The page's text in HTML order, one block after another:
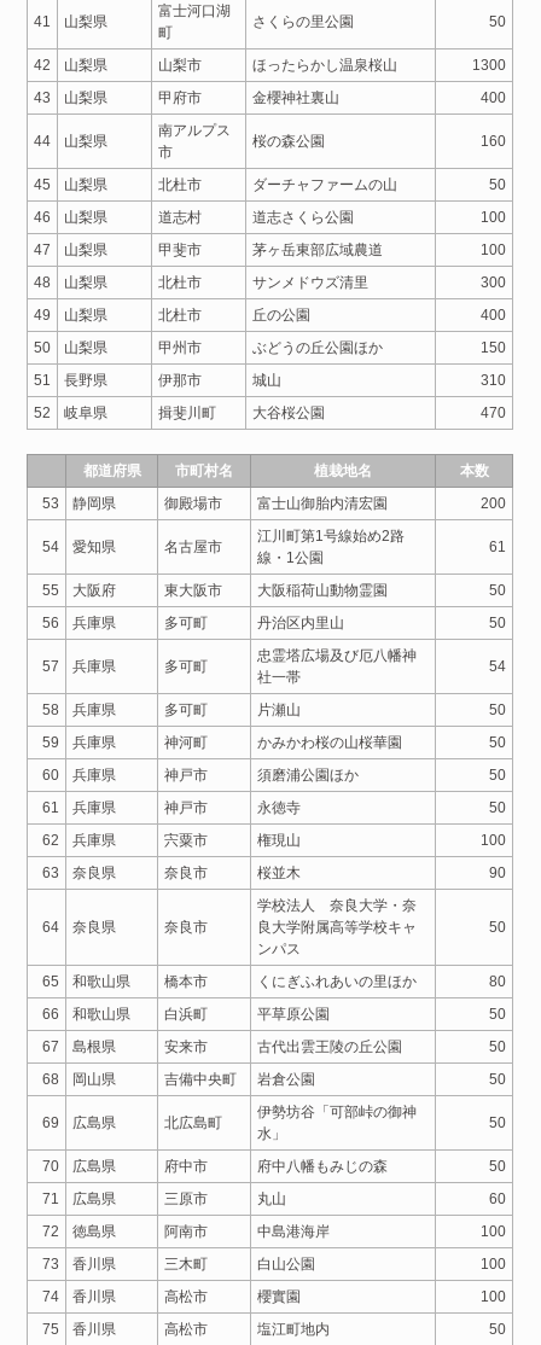
41 山梨県
富士河口湖
町
さくらの里公園 50
42 山梨県 山梨市 ほったらかし温泉桜山
1300
43
山梨県 甲府市 金櫻神社裏山 400
44 山梨県
南アルプス
市
桜の森公園 160
45 山梨県 北杜市 ダーチャファームの山
50
46
山梨県 道志村 道志さくら公園
100
47
山梨県 甲斐市 茅ヶ岳東部広域農道
100
48
山梨県 北杜市 サンメドウズ清里
300
49
山梨県 北杜市 丘の公園
400
50
山梨県 甲州市 ぶどうの丘公園ほか
150
51
長野県 伊那市 城山
310
52
岐阜県 揖斐川町 大谷桜公園 470
都道府県 市町村名 植栽地名
本数
53
静岡県 御殿場市 富士山御胎内清宏園 200
54 愛知県 名古屋市
江川町第1号線始め2路
線・1公園
61
55 大阪府 東大阪市 大阪稲荷山動物霊園
50
56
兵庫県 多可町 丹治区内里山 50
57 兵庫県 多可町
忠霊塔広場及び厄八幡神
社一帯
54
58 兵庫県 多可町 片瀬山
50
59
兵庫県 神河町 かみかわ桜の山桜華園
50
60
兵庫県 神戸市 須磨浦公園ほか
50
61
兵庫県 神戸市 永徳寺
50
62
兵庫県 宍粟市 権現山
100
63
奈良県 奈良市 桜並木 90
64 奈良県 奈良市
学校法人 奈良大学・奈
良大学附属高等学校キャ
ンパス
50
65 和歌山県 橋本市 くにぎふれあいの里ほか
80
66
和歌山県 白浜町 平草原公園
50
67
島根県 安来市 古代出雲王陵の丘公園
50
68
岡山県 吉備中央町 岩倉公園 50
69 広島県 北広島町
伊勢坊谷「可部峠の御神
水」
50
70 広島県 府中市 府中八幡もみじの森
50
71
広島県 三原市 丸山
60
72
徳島県 阿南市 中島港海岸
100
73
香川県 三木町 白山公園
100
74
香川県 高松市 櫻實園
100
75
香川県 高松市 塩江町地内 50